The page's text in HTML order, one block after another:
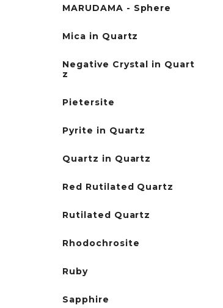
MARUDAMA - Sphere
Mica in Quartz
Negative Crystal in Quart
z
Pietersite
Pyrite in Quartz
Quartz in Quartz
Red Rutilated Quartz
Rutilated Quartz
Rhodochrosite
Ruby
Sapphire